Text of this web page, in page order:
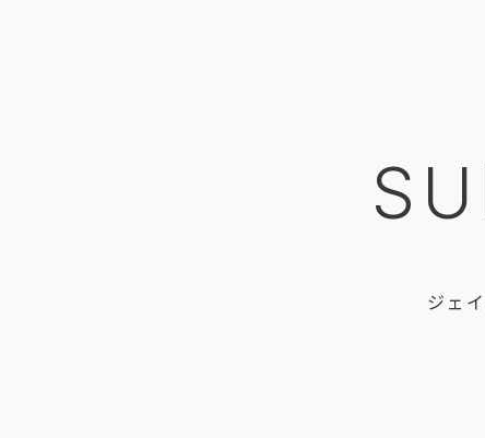
ジェ